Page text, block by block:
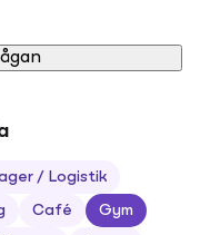
/ Logistik
Café Gym